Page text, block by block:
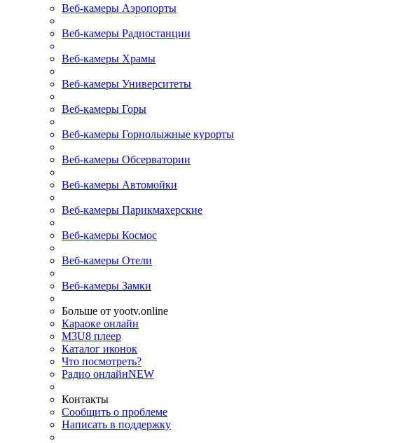
Веб-камеры Аэропорты
Веб-камеры Радиостанции
Веб-камеры Храмы
Веб-камеры Университеты
Веб-камеры Горы
Веб-камеры Горнолыжные курорты
Веб-камеры Обсерватории
Веб-камеры Автомойки
Веб-камеры Парикмахерские
Веб-камеры Космос
Веб-камеры Отели
Веб-камеры Замки
Больше от yootv.online
Караоке онлайн
M3U8 плеер
Каталог иконок
Что посмотреть?
Радио онлайнNEW
Контакты
Сообщить о проблеме
Написать в поддержку